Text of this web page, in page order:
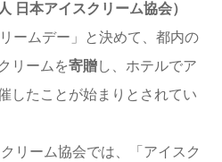
日本アイスクリーム協会）
ームデー」と決めて、都内の
リームを寄贈し、ホテルでア
したことが始まりとされてい
リーム協会では、「アイスク